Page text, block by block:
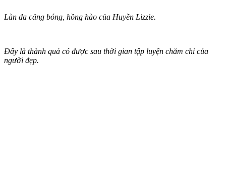
Làn da căng bóng, hồng hào của Huyền Lizzie.
Đây là thành quả có được sau thời gian tập luyện chăm chỉ của
người đẹp.